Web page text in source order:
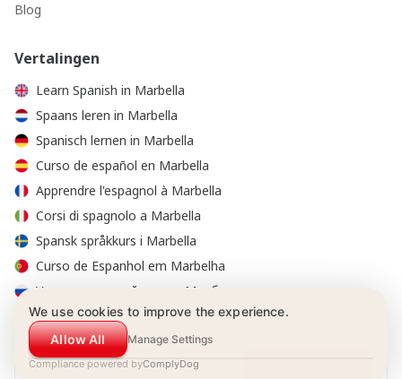
0.00
Blog
Vertalingen
Learn Spanish in Marbella
Spaans leren in Marbella
Spanisch lernen in Marbella
Curso de español en Marbella
Apprendre l'espagnol à Marbella
Corsi di spagnolo a Marbella
Spansk språkkurs i Marbella
Curso de Espanhol em Marbelha
Учите испанский язык в Марбелье
We use cookies to improve the experience.
Allow All
Manage Settings
Compliance powered byComplyDog